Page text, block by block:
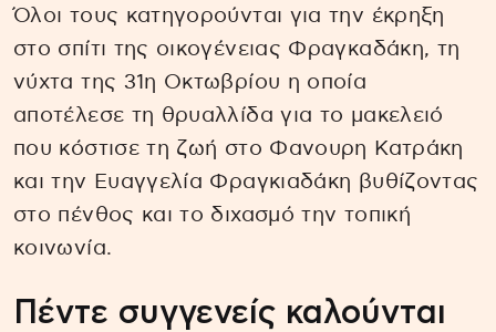
Όλοι τους κατηγορούνται για την έκρηξη
στο σπίτι της οικογένειας Φραγκαδάκη, τη
νύχτα της 31η Οκτωβρίου η οποία
αποτέλεσε τη θρυαλλίδα για το μακελειό
που κόστισε τη ζωή στο Φανουρη Κατράκη
και την Ευαγγελία Φραγκιαδάκη βυθίζοντας
στο πένθος και το διχασμό την τοπική
κοινωνία.
Πέντε συγγενείς καλούνται